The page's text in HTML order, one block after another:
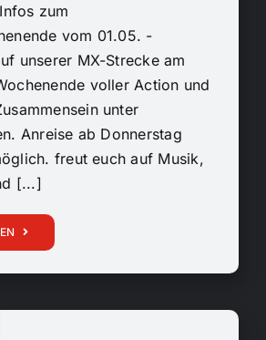
zum
vom 01.05. -
unserer MX-Strecke am
voller Action und
unter
Anreise ab Donnerstag
freut euch auf Musik,
[...]